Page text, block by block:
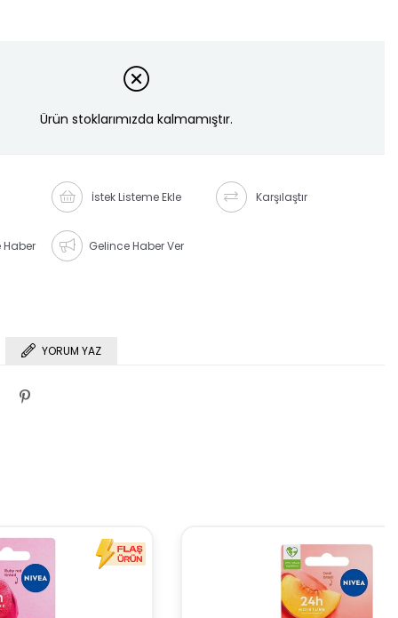
Ürün stoklarımızda kalmamıştır.
İstek Listeme Ekle Karşılaştır
Haber Gelince Haber Ver
YORUM YAZ